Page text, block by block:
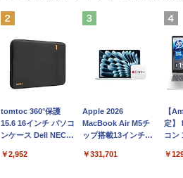
tomtoc 360°保護
15.6 16インチ パソコ
ンケース Dell NEC
dynabook Lenovo
￥2,952
Apple 2026
MacBook Air M5チ
ップ搭載13インチノ
Apple Intelligence、
￥331,701
【
定】
コン
￥